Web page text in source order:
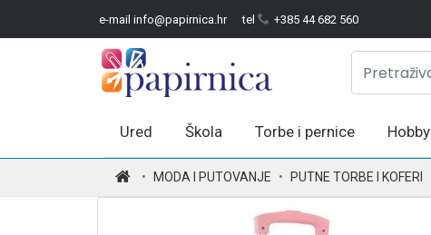
e-mail info@papirnica.hr tel +385 44 682 560
Ured Škola Torbe i pernice Hobby
MODA I PUTOVANJE PUTNE TORBE I KOFERI